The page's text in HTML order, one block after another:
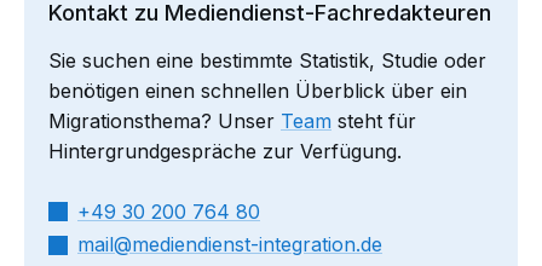
Kontakt zu Mediendienst-Fachredakteuren
Sie suchen eine bestimmte Statistik, Studie oder
benötigen einen schnellen Überblick über ein
Migrationsthema? Unser Team steht für
Hintergrundgespräche zur Verfügung.
+49 30 200 764 80
mail​
mediendienst-integration.de